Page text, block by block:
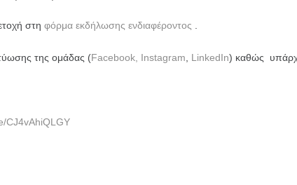
στηφόρμα εκδήλωσης ενδιαφέροντος
της ομάδας (Facebook, Instagram LinkedΙn) καθώς
CJ4vAhiQLGY